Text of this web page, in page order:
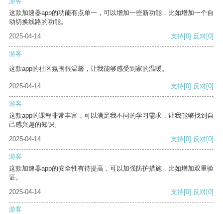
这款加速器app的功能有点单一，可以增加一些新功能，比如增加一个自
动切换线路的功能。
2025-04-14
支持[0] 反对[0]
游客
这款app的社区氛围很温馨，让我能够感受到家的温暖。
2025-04-14 支持[0] 反对[0]
游客
这款app的课程非常丰富，可以满足我不同的学习需求，让我能够找到自
己感兴趣的知识。
2025-04-14
支持[0] 反对[0]
游客
这款加速器app的安全性有待提高，可以加强防护措施，比如增加双重验
证。
2025-04-14
支持[0] 反对[0]
游客